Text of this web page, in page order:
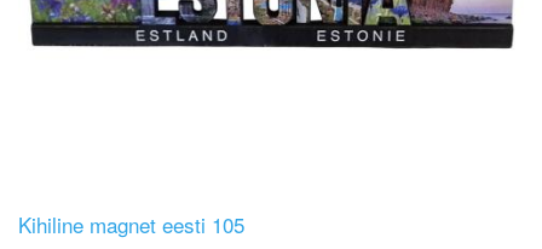
Kihiline magnet eesti 105